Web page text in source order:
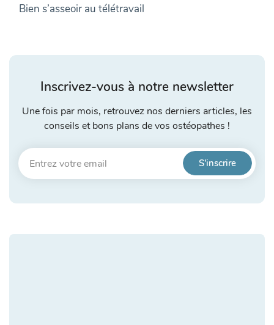
Bien s’asseoir au télétravail
Inscrivez-vous à notre newsletter
Une fois par mois, retrouvez nos derniers articles, les
conseils et bons plans de vos ostéopathes !